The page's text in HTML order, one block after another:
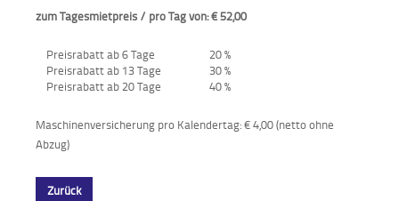
zum Tagesmietpreis / pro Tag von: € 52,00
Preisrabatt ab 6 Tage
Preisrabatt ab 13 Tage
Preisrabatt ab 20 Tage
20 %
30 %
40 %
Maschinenversicherung pro Kalendertag: € 4,00 (netto ohne
Abzug)
Zurück